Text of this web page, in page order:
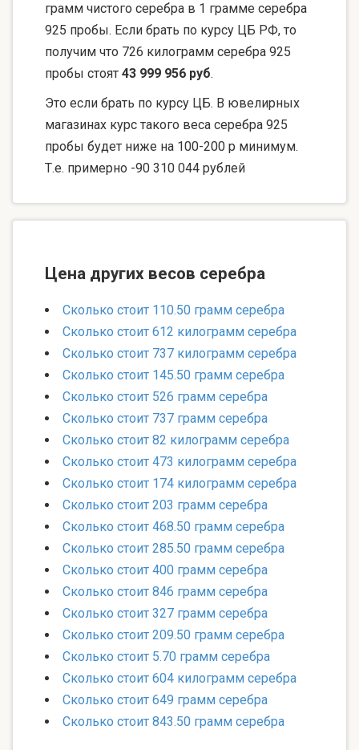
грамм чистого серебра в 1 грамме серебра
925 пробы. Если брать по курсу ЦБ РФ, то
получим что 726 килограмм серебра 925
пробы стоят 43 999 956 руб.
Это если брать по курсу ЦБ. В ювелирных
магазинах курс такого веса серебра 925
пробы будет ниже на 100-200 р минимум.
Т.е. примерно -90 310 044 рублей
Цена других весов серебра
Сколько стоит 110.50 грамм серебра
Сколько стоит 612 килограмм серебра
Сколько стоит 737 килограмм серебра
Сколько стоит 145.50 грамм серебра
Сколько стоит 526 грамм серебра
Сколько стоит 737 грамм серебра
Сколько стоит 82 килограмм серебра
Сколько стоит 473 килограмм серебра
Сколько стоит 174 килограмм серебра
Сколько стоит 203 грамм серебра
Сколько стоит 468.50 грамм серебра
Сколько стоит 285.50 грамм серебра
Сколько стоит 400 грамм серебра
Сколько стоит 846 грамм серебра
Сколько стоит 327 грамм серебра
Сколько стоит 209.50 грамм серебра
Сколько стоит 5.70 грамм серебра
Сколько стоит 604 килограмм серебра
Сколько стоит 649 грамм серебра
Сколько стоит 843.50 грамм серебра